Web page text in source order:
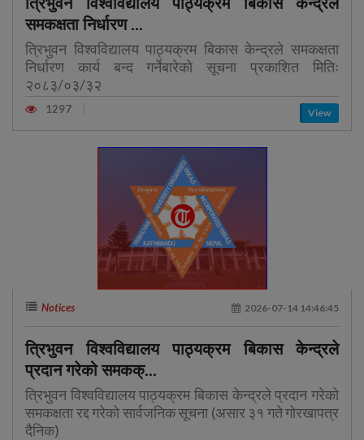
समकक्षता निर्धारण ...
त्रिभुवन विश्वविद्यालय पाठ्यक्रम बिकास केन्द्रले समकक्षता
निर्धारण कार्य बन्द गर्नेबारेको सूचना प्रकाशित मितिः
२०८३/०३/३२
1297 View
Notices 2026-07-14 14:46:45
त्रिभुवन विश्वविद्यालय पाठ्यक्रम बिकास केन्द्रले
प्रदान गरेको समकक्...
त्रिभुवन विश्वविद्यालय पाठ्यक्रम बिकास केन्द्रले प्रदान गरेको
समकक्षता रद्द गरेको सार्वजनिक सूचना (असार ३१ गते गोरखापत्र
दैनिक)